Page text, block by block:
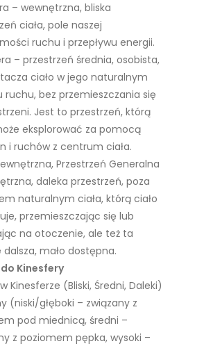
– wewnętrzna, bliska
ciała, pole naszej
ruchu i przepływu energii.
– przestrzeń średnia, osobista,
ciało w jego naturalnym
ruchu, bez przemieszczania się
Jest to przestrzeń, którą
eksplorować za pomocą
i ruchów z centrum ciała.
Przestrzeń Generalna
daleka przestrzeń, poza
naturalnym ciała, którą ciało
przemieszczając się lub
na otoczenie, ale też ta
dalsza, mało dostępna.
Kinesfery
Kinesferze (Bliski, Średni, Daleki)
(niski/głęboki – związany z
pod miednicą, średni –
z poziomem pępka, wysoki –